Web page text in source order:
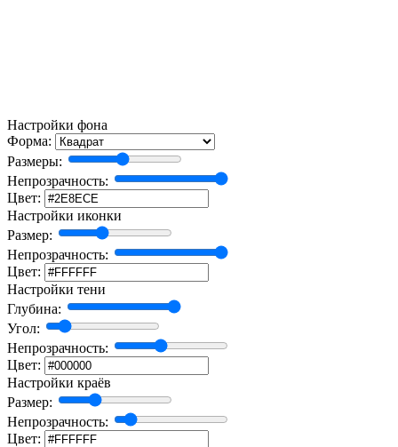
Настройки фона
Форма:
Размеры:
Непрозрачность:
Цвет:
Настройки иконки
Размер:
Непрозрачность:
Цвет:
Настройки тени
Глубина:
Угол:
Непрозрачность:
Цвет:
Настройки краёв
Размер:
Непрозрачность:
Цвет: